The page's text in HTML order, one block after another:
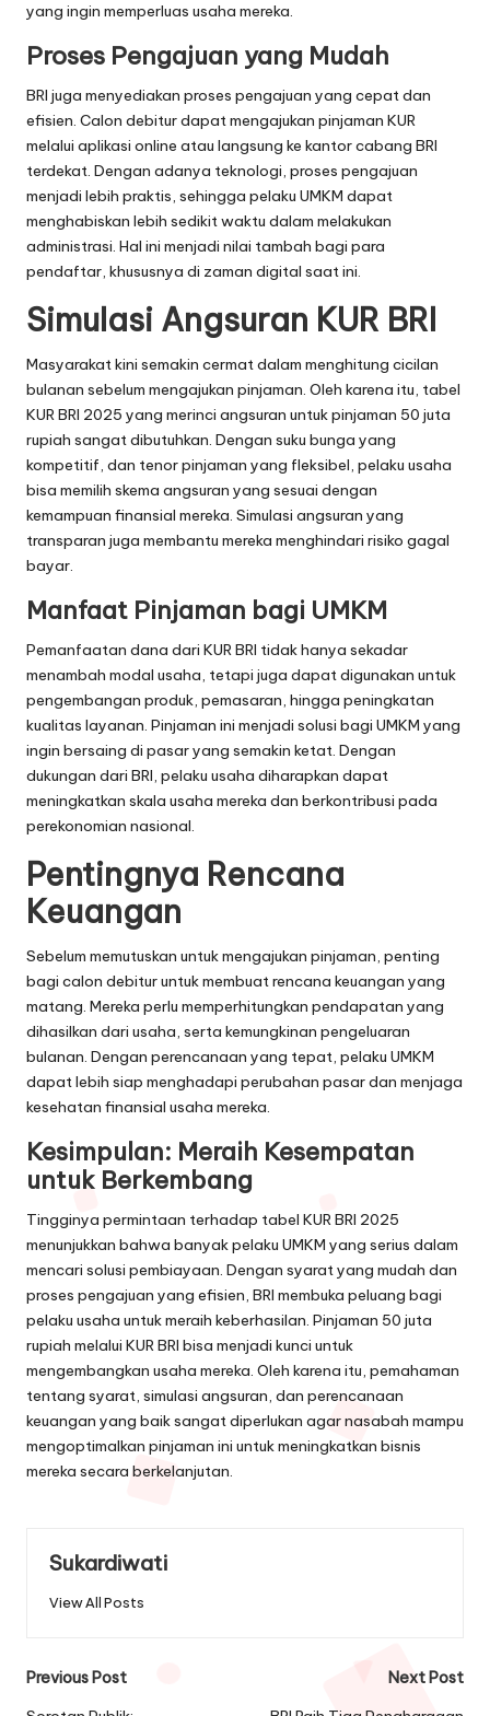
yang ingin memperluas usaha mereka.
Proses Pengajuan yang Mudah
BRI juga menyediakan proses pengajuan yang cepat dan
efisien. Calon debitur dapat mengajukan pinjaman KUR
melalui aplikasi online atau langsung ke kantor cabang BRI
terdekat. Dengan adanya teknologi, proses pengajuan
menjadi lebih praktis, sehingga pelaku UMKM dapat
menghabiskan lebih sedikit waktu dalam melakukan
administrasi. Hal ini menjadi nilai tambah bagi para
pendaftar, khususnya di zaman digital saat ini.
Simulasi Angsuran KUR BRI
Masyarakat kini semakin cermat dalam menghitung cicilan
bulanan sebelum mengajukan pinjaman. Oleh karena itu, tabel
KUR BRI 2025 yang merinci angsuran untuk pinjaman 50 juta
rupiah sangat dibutuhkan. Dengan suku bunga yang
kompetitif, dan tenor pinjaman yang fleksibel, pelaku usaha
bisa memilih skema angsuran yang sesuai dengan
kemampuan finansial mereka. Simulasi angsuran yang
transparan juga membantu mereka menghindari risiko gagal
bayar.
Manfaat Pinjaman bagi UMKM
Pemanfaatan dana dari KUR BRI tidak hanya sekadar
menambah modal usaha, tetapi juga dapat digunakan untuk
pengembangan produk, pemasaran, hingga peningkatan
kualitas layanan. Pinjaman ini menjadi solusi bagi UMKM yang
ingin bersaing di pasar yang semakin ketat. Dengan
dukungan dari BRI, pelaku usaha diharapkan dapat
meningkatkan skala usaha mereka dan berkontribusi pada
perekonomian nasional.
Pentingnya Rencana
Keuangan
Sebelum memutuskan untuk mengajukan pinjaman, penting
bagi calon debitur untuk membuat rencana keuangan yang
matang. Mereka perlu memperhitungkan pendapatan yang
dihasilkan dari usaha, serta kemungkinan pengeluaran
bulanan. Dengan perencanaan yang tepat, pelaku UMKM
dapat lebih siap menghadapi perubahan pasar dan menjaga
kesehatan finansial usaha mereka.
Kesimpulan: Meraih Kesempatan
untuk Berkembang
Tingginya permintaan terhadap tabel KUR BRI 2025
menunjukkan bahwa banyak pelaku UMKM yang serius dalam
mencari solusi pembiayaan. Dengan syarat yang mudah dan
proses pengajuan yang efisien, BRI membuka peluang bagi
pelaku usaha untuk meraih keberhasilan. Pinjaman 50 juta
rupiah melalui KUR BRI bisa menjadi kunci untuk
mengembangkan usaha mereka. Oleh karena itu, pemahaman
tentang syarat, simulasi angsuran, dan perencanaan
keuangan yang baik sangat diperlukan agar nasabah mampu
mengoptimalkan pinjaman ini untuk meningkatkan bisnis
mereka secara berkelanjutan.
Sukardiwati
View All Posts
Post
Previous Post
Next Post